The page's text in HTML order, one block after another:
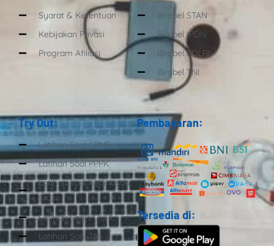
Syarat & Ketentuan
Kebijakan Privasi
Program Afiliasi
Bimbel STAN
Bimbel IPDN
Bimbel POLRI
Bimbel TNI
Try Out:
Latihan Soal CPNS
Latihan Soal PPPK
Latihan Soal Kedinasan
SKD
Latihan Soal POLRI
Latihan Soal TNI
Pembayaran:
Tersedia di: